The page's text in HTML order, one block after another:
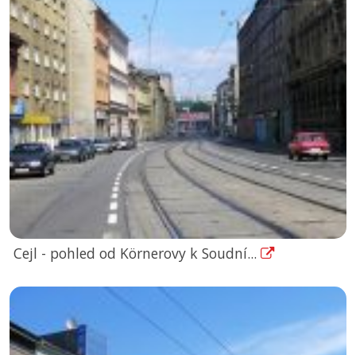
Cejl - pohled od Körnerovy k Soudní...